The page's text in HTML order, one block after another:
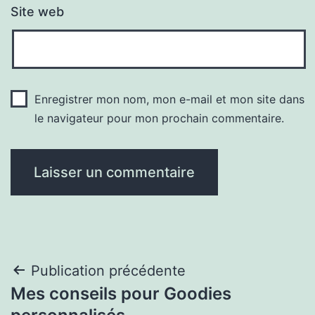
Site web
Enregistrer mon nom, mon e-mail et mon site dans
le navigateur pour mon prochain commentaire.
Navigation
de
Publication précédente
Mes conseils pour Goodies